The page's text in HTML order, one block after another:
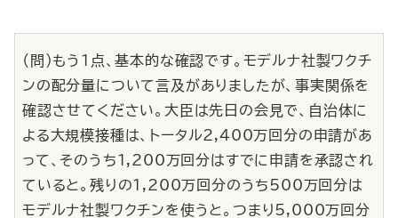
（問）もう１点、基本的な確認です。モデルナ社製ワクチ
ンの配分量について言及がありましたが、事実関係を
確認させてください。大臣は先日の会見で、自治体に
よる大規模接種は、トータル2,400万回分の申請があ
って、そのうち1,200万回分はすでに申請を承認され
ていると。残りの1,200万回分のうち500万回分は
モデルナ社製ワクチンを使うと。つまり5,000万回分